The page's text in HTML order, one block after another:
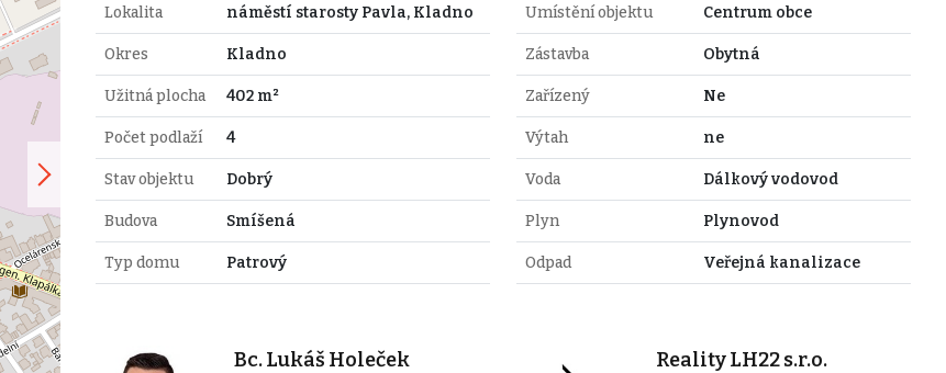
Lokalita náměstí starosty Pavla, Kladno
Okres Kladno
Užitná plocha 402 m²
Počet podlaží 4
Stav objektu Dobrý
Budova Smíšená
Typ domu Patrový
Umístění objektu Centrum obce
Zástavba Obytná
Zařízený Ne
Výtah ne
Voda Dálkový vodovod
Plyn Plynovod
Odpad Veřejná kanalizace
Bc. Lukáš Holeček Reality LH22 s.r.o.